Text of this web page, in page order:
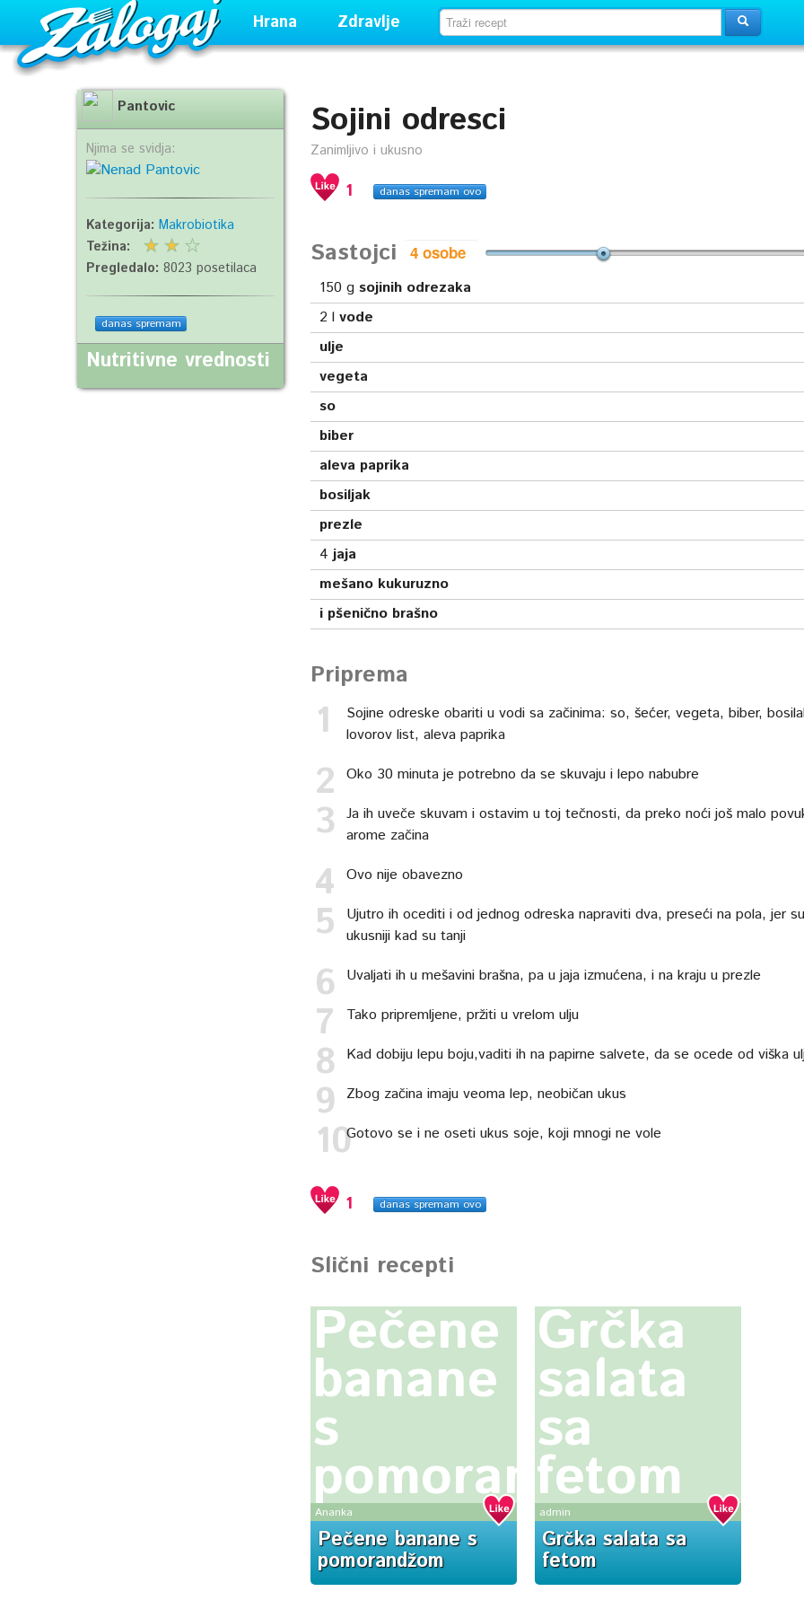
Hrana Zdravlje
Sojini odresci
Zanimljivo i ukusno
1 danas spremam ovo
Sastojci
150 g sojinih odrezaka
2 l vode
ulje
vegeta
so
biber
aleva paprika
bosiljak
prezle
4 jaja
mešano kukuruzno
i pšenično brašno
Priprema
Sojine odreske obariti u vodi sa začinima: so, šećer, vegeta, biber,
lovorov list, aleva paprika
Oko 30 minuta je potrebno da se skuvaju i lepo nabubre
Ja ih uveče skuvam i ostavim u toj tečnosti, da preko noći još malo
arome začina
Ovo nije obavezno
Ujutro ih ocediti i od jednog odreska napraviti dva, preseći na pola, jer su
ukusniji kad su tanji
Uvaljati ih u mešavini brašna, pa u jaja izmućena, i na kraju u prezle
Tako pripremljene, pržiti u vrelom ulju
Kad dobiju lepu boju,vaditi ih na papirne salvete, da se ocede od viška
Zbog začina imaju veoma lep, neobičan ukus
Gotovo se i ne oseti ukus soje, koji mnogi ne vole
1 danas spremam ovo
Slični recepti
Pečene
banane
s
pomorandžom
Ananka
Pečene banane s
pomorandžom
Grčka
salata
sa
fetom
admin
Grčka salata sa
fetom
Pantovic
Njima se svidja:
Kategorija: Makrobiotika
Težina:
Pregledalo: 8023 posetilaca
danas spremam
Nutritivne vrednosti